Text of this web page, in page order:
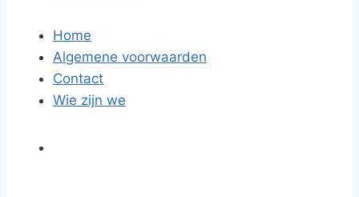
Home
Algemene voorwaarden
Contact
Wie zijn we